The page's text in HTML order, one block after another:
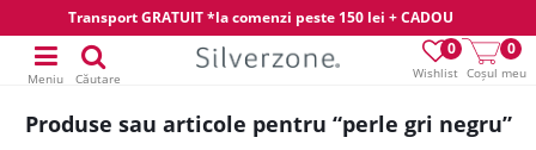
Transport GRATUIT *la comenzi peste 150 lei + CADOU
Wishlist
0
Coșul meu
0
Meniu Căutare
Produse sau articole pentru “perle gri negru”